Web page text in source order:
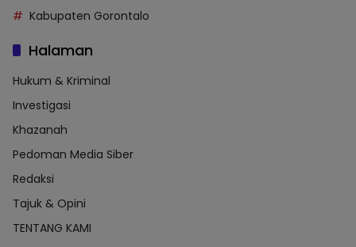
Kabupaten Gorontalo
Halaman
Hukum & Kriminal
Investigasi
Khazanah
Pedoman Media Siber
Redaksi
Tajuk & Opini
TENTANG KAMI